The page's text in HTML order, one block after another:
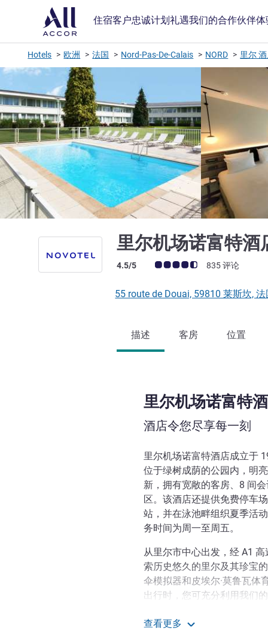
住宿客户忠诚计划礼遇我们的合作伙伴体
Hotels 欧洲 法国 Nord-Pas-De-Calais NORD 里尔
里尔机场诺富特
客户意见评级 (ALL 评级)
4.5/5 835 评论
55 route de Douai, 59810 莱斯坎,
描述 客房 位置
里尔机场诺富特
酒店令您尽享每一刻
里尔机场诺富特酒店成立于
位于绿树成荫的公园内，明
新，拥有宽敞的客房、8 间
区。该酒店还提供免费停车
站，并在泳池畔组织夏季活
务时间为周一至周五。
从里尔市中心出发，经 A1
索历史悠久的里尔及其珍宝
伞模拟器和皮埃尔·莫鲁瓦体
出行时，您可充分利用我们
点。
查看更多